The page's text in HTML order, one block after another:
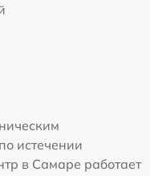
истечении
в Самаре работает